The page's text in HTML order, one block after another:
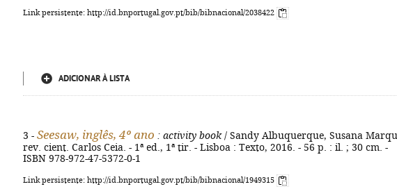
Link persistente: http://id.bnportugal.gov.pt/bib/bibnacional/2038422
ADICIONAR À LISTA
3 - Seesaw, inglês, 4º ano : activity book/ Sandy Albuquerque, Susana
rev. cient. Carlos Ceia. - 1ª ed., 1ª tir. - Lisboa : Texto, 2016. - 56 p. : il. ; 30 cm. -
ISBN 978-972-47-5372-0-1
Link persistente: http://id.bnportugal.gov.pt/bib/bibnacional/1949315